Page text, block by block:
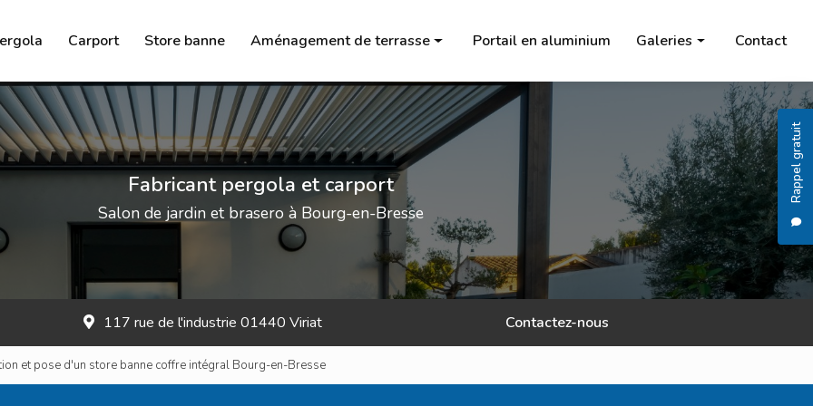
Rappel gratuit
Carport Store banne Aménagement de terrasse
Brasero
Salon de jardin
Chauffage à l’éthanol
Portail en aluminium Galeries
Carport
Store banne
Salon de jardin
Chauffage à l'éthanol
Brasero
Portail en aluminium
Contact
Fabricant pergola et carport
Salon de jardin et brasero à Bourg-en-Bresse
117 rue de l'industrie 01440 Viriat Contactez-nous
et pose d'un store banne coffre intégral Bourg-en-Bresse